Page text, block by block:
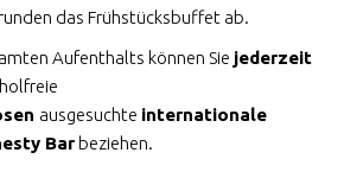
das Frühstücksbuffet ab.
Aufenthalts können Sie jederzeit
ausgesuchte internationale
Bar beziehen.